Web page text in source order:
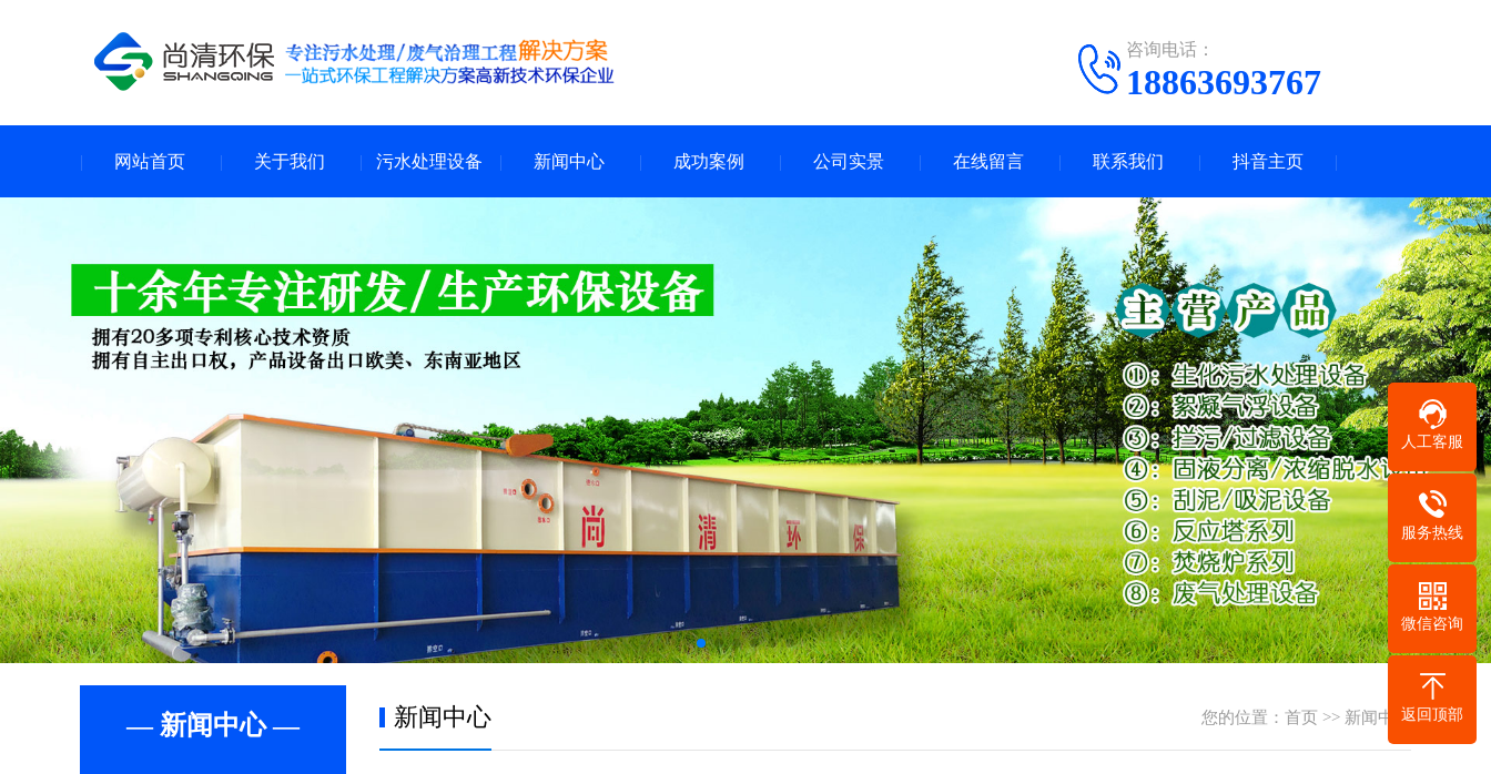
咨询电话：
18863693767
网站首页 关于我们 污水处理设备 新闻中心 成功案例 公司实景 在线留言 联系我们 抖音主页
— 新闻中心 — 您的位置： 首页 >> 新闻中心
新闻中心
人工客服
服务热线
微信咨询
返回顶部